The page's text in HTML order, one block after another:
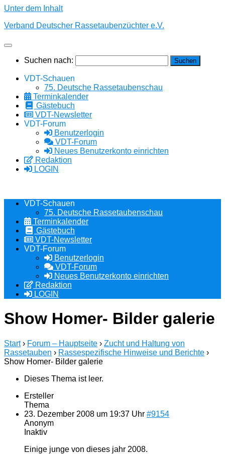
Unter dem Inhalt
Verband Deutscher Rassetaubenzüchter e.V.
Suchen nach:
VDT-Schauen
75. Deutsche Rassetaubenschau
Terminkalender
Gästebuch
VDT-Newsletter
VDT-Forum
Benutzerlogin
VDT-Forum
Neues Benutzerkonto einrichten
Redaktion
LOGIN
VDT-Schauen
75. Deutsche Rassetaubenschau
Terminkalender
Gästebuch
VDT-Newsletter
VDT-Forum
Benutzerlogin
VDT-Forum
Neues Benutzerkonto einrichten
Redaktion
LOGIN
Show Homer- Bilder galerie
Start › Forum – Hauptseite › Zucht und Haltung von
Rassetauben › Rassespezifische Hinweise und Berichte ›
Show Homer- Bilder galerie
Dieses Thema ist leer.
Ersteller
Thema
23. Dezember 2008 um 19:37 Uhr #9154
Anonym
Inaktiv
Einige junge von dieses jahr 2008.